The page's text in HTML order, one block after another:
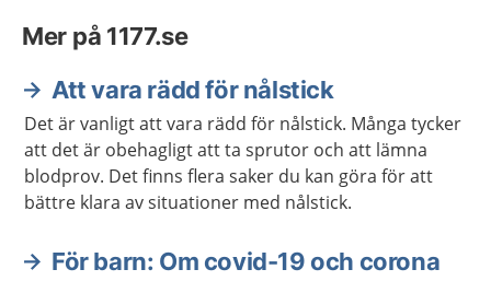
Mer på 1177.se
Att vara rädd för nålstick
Det är vanligt att vara rädd för nålstick. Många tycker
att det är obehagligt att ta sprutor och att lämna
blodprov. Det finns flera saker du kan göra för att
bättre klara av situationer med nålstick.
För barn: Om covid-19 och corona